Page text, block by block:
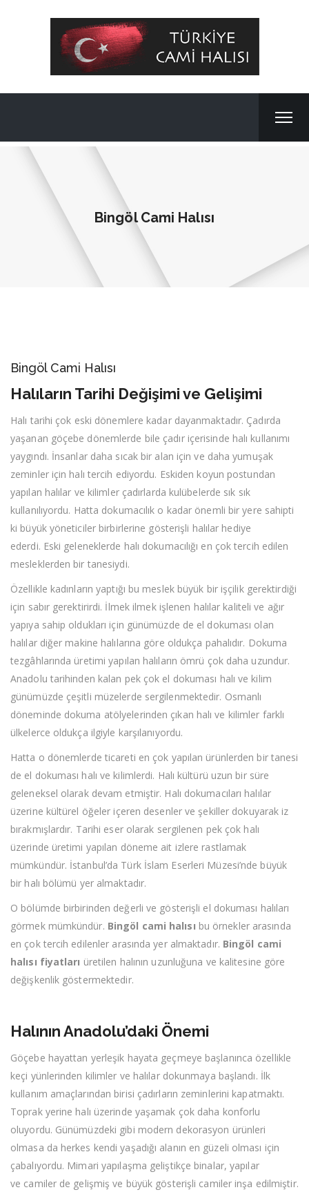
Bingöl Cami Halısı
Bingöl Cami Halısı
Halıların Tarihi Değişimi ve Gelişimi
Halı tarihi çok eski dönemlere kadar dayanmaktadır. Çadırda
yaşanan göçebe dönemlerde bile çadır içerisinde halı kullanımı
yaygındı. İnsanlar daha sıcak bir alan için ve daha yumuşak
zeminler için halı tercih ediyordu. Eskiden koyun postundan
yapılan halılar ve kilimler çadırlarda kulübelerde sık sık
kullanılıyordu. Hatta dokumacılık o kadar önemli bir yere sahipti
ki büyük yöneticiler birbirlerine gösterişli halılar hediye
ederdi. Eski geleneklerde halı dokumacılığı en çok tercih edilen
mesleklerden bir tanesiydi.
Özellikle kadınların yaptığı bu meslek büyük bir işçilik gerektirdiği
için sabır gerektirirdi. İlmek ilmek işlenen halılar kaliteli ve ağır
yapıya sahip oldukları için günümüzde de el dokuması olan
halılar diğer makine halılarına göre oldukça pahalıdır. Dokuma
tezgâhlarında üretimi yapılan halıların ömrü çok daha uzundur.
Anadolu tarihinden kalan pek çok el dokuması halı ve kilim
günümüzde çeşitli müzelerde sergilenmektedir. Osmanlı
döneminde dokuma atölyelerinden çıkan halı ve kilimler farklı
ülkelerce oldukça ilgiyle karşılanıyordu.
Hatta o dönemlerde ticareti en çok yapılan ürünlerden bir tanesi
de el dokuması halı ve kilimlerdi. Halı kültürü uzun bir süre
geleneksel olarak devam etmiştir. Halı dokumacıları halılar
üzerine kültürel öğeler içeren desenler ve şekiller dokuyarak iz
bırakmışlardır. Tarihi eser olarak sergilenen pek çok halı
üzerinde üretimi yapılan döneme ait izlere rastlamak
mümkündür. İstanbul’da Türk İslam Eserleri Müzesi’nde büyük
bir halı bölümü yer almaktadır.
O bölümde birbirinden değerli ve gösterişli el dokuması halıları
görmek mümkündür. Bingöl cami halısı bu örnekler arasında
en çok tercih edilenler arasında yer almaktadır. Bingöl cami
halısı fiyatları üretilen halının uzunluğuna ve kalitesine göre
değişkenlik göstermektedir.
Halının Anadolu’daki Önemi
Göçebe hayattan yerleşik hayata geçmeye başlanınca özellikle
keçi yünlerinden kilimler ve halılar dokunmaya başlandı. İlk
kullanım amaçlarından birisi çadırların zeminlerini kapatmaktı.
Toprak yerine halı üzerinde yaşamak çok daha konforlu
oluyordu. Günümüzdeki gibi modern dekorasyon ürünleri
olmasa da herkes kendi yaşadığı alanın en güzeli olması için
çabalıyordu. Mimari yapılaşma geliştikçe binalar, yapılar
ve camiler de gelişmiş ve büyük gösterişli camiler inşa edilmiştir.